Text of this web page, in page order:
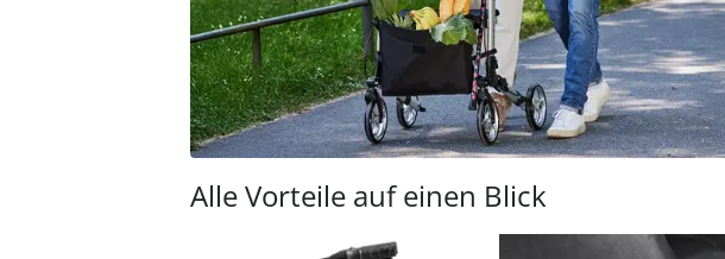
Alle Vorteile auf einen Blick